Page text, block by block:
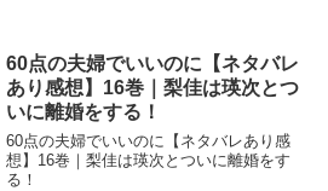
60点の夫婦でいいのに【ネタバレ
あり感想】16巻｜梨佳は瑛次とつ
いに離婚をする！
60点の夫婦でいいのに【ネタバレあり感
想】16巻｜梨佳は瑛次とついに離婚をす
る！